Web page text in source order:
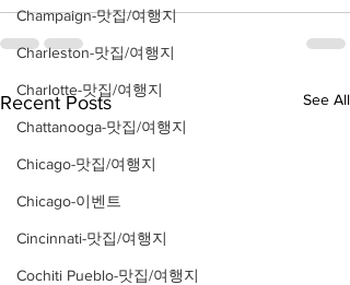
Champaign-맛집/여행지
Charleston-맛집/여행지
Charlotte-맛집/여행지
Chattanooga-맛집/여행지
Chicago-맛집/여행지
Chicago-이벤트
Cincinnati-맛집/여행지
Cochiti Pueblo-맛집/여행지
Recent Posts See All